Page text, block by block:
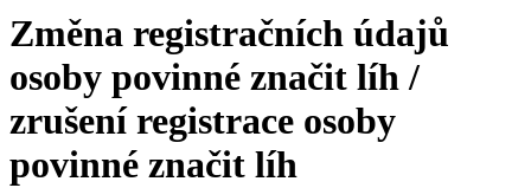
Změna registračních údajů
osoby povinné značit líh /
zrušení registrace osoby
povinné značit líh